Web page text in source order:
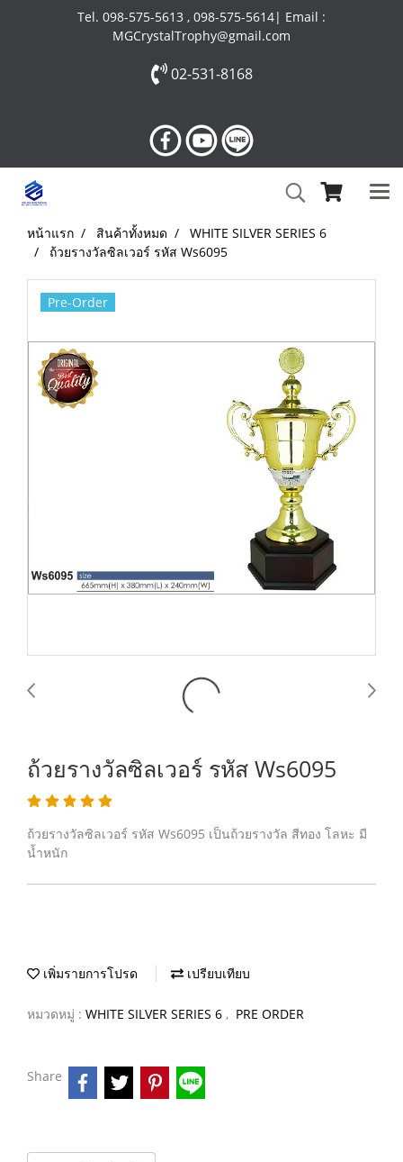
Tel. 098-575-5613 , 098-575-5614| Email :
MGCrystalTrophy@gmail.com
02-531-8168
หน้าแรก สินค้าทั้งหมด
WHITE SILVER SERIES 6
ถ้วยรางวัลซิลเวอร์ รหัส Ws6095
Pre-Order
ถ้วยรางวัลซิลเวอร์ รหัส Ws6095
ถ้วยรางวัลซิลเวอร์ รหัส Ws6095 เป็นถ้วยรางวัล สีทอง โลหะ มี
น้ำหนัก
เพิ่มรายการโปรด เปรียบเทียบ
หมวดหมู่ : WHITE SILVER SERIES 6 , PRE ORDER
Share